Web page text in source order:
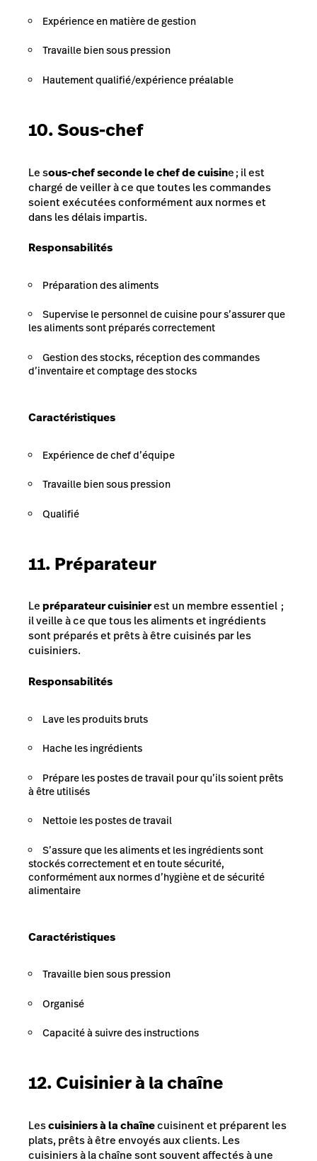
Expérience en matière de gestion
Travaille bien sous pression
Hautement qualifié/expérience préalable
10. Sous-chef
Le sous-chef seconde le chef de cuisine ; il est
chargé de veiller à ce que toutes les commandes
soient exécutées conformément aux normes et
dans les délais impartis.
Responsabilités
Préparation des aliments
Supervise le personnel de cuisine pour s’assurer que
les aliments sont préparés correctement
Gestion des stocks, réception des commandes
d’inventaire et comptage des stocks
Caractéristiques
Expérience de chef d’équipe
Travaille bien sous pression
Qualifié
11. Préparateur
Lepréparateur cuisinierest un membre essentiel ;
il veille à ce que tous les aliments et ingrédients
sont préparés et prêts à être cuisinés par les
cuisiniers.
Responsabilités
Lave les produits bruts
Hache les ingrédients
Prépare les postes de travail pour qu’ils soient prêts
à être utilisés
Nettoie les postes de travail
S’assure que les aliments et les ingrédients sont
stockés correctement et en toute sécurité,
conformément aux normes d’hygiène et de sécurité
alimentaire
Caractéristiques
Travaille bien sous pression
Organisé
Capacité à suivre des instructions
12. Cuisinier à la chaîne
Lescuisiniers à la chaînecuisinent et préparent les
plats, prêts à être envoyés aux clients. Les
cuisiniers à la chaîne sont souvent affectés à une